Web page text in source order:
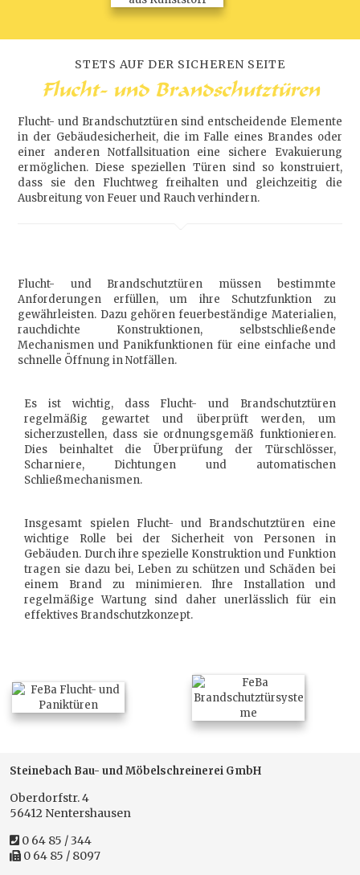
STETS AUF DER SICHEREN SEITE
Flucht- und Brandschutztüren
Flucht- und Brandschutztüren sind entscheidende Elemente
in der Gebäudesicherheit, die im Falle eines Brandes oder
einer anderen Notfallsituation eine sichere Evakuierung
ermöglichen. Diese speziellen Türen sind so konstruiert,
dass sie den Fluchtweg freihalten und gleichzeitig die
Ausbreitung von Feuer und Rauch verhindern.
Flucht- und Brandschutztüren müssen bestimmte
Anforderungen erfüllen, um ihre Schutzfunktion zu
gewährleisten. Dazu gehören feuerbeständige Materialien,
rauchdichte Konstruktionen, selbstschließende
Mechanismen und Panikfunktionen für eine einfache und
schnelle Öffnung in Notfällen.
Es ist wichtig, dass Flucht- und Brandschutztüren
regelmäßig gewartet und überprüft werden, um
sicherzustellen, dass sie ordnungsgemäß funktionieren.
Dies beinhaltet die Überprüfung der Türschlösser,
Scharniere, Dichtungen und automatischen
Schließmechanismen.
Insgesamt spielen Flucht- und Brandschutztüren eine
wichtige Rolle bei der Sicherheit von Personen in
Gebäuden. Durch ihre spezielle Konstruktion und Funktion
tragen sie dazu bei, Leben zu schützen und Schäden bei
einem Brand zu minimieren. Ihre Installation und
regelmäßige Wartung sind daher unerlässlich für ein
effektives Brandschutzkonzept.
Steinebach Bau- und Möbelschreinerei GmbH
Oberdorfstr. 4
56412 Nentershausen
0 64 85 / 344
0 64 85 / 8097